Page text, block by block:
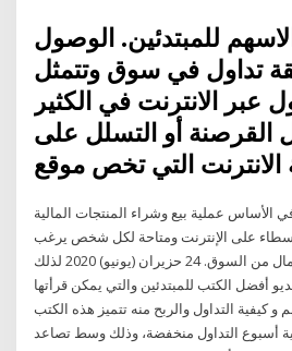
للمبتدئين. الوصول
تداول في سوق وتتمثل
عبر الانترنت في الكثير
القرصنة أو التسلل على
التي تخص موقع
الأساس عملية بيع وشراء المنتجات المالية
على الإنترنت ومتاحة لكل شخص يرغب
في محاولة لكسب المال من السوق. 24 حزيران (يونيو) 2020 لذلك
أفضل الكتب للمبتدئين والتي يمكن قرأتها
كيفية التداول والربح منه تتميز هذه الكتب
أسبوع التداول منخفضة، وذلك وسط تصاعد